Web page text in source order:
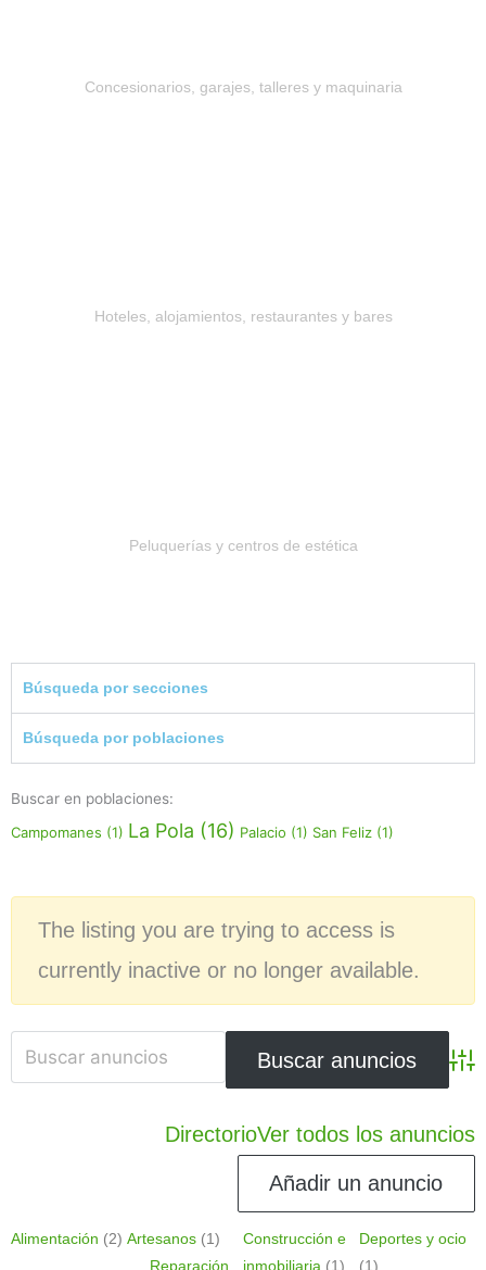
Concesionarios, garajes, talleres y maquinaria
Hoteles, alojamientos, restaurantes y bares
Peluquerías y centros de estética
Búsqueda por secciones
Búsqueda por poblaciones
Buscar en poblaciones:
Campomanes (1) La Pola (16) Palacio (1) San Feliz (1)
The listing you are trying to access is
currently inactive or no longer available.
DirectorioVer todos los anuncios
Añadir un anuncio
Alimentación (2) Artesanos (1)
Reparación
Construcción e
inmobiliaria (1)
Deportes y ocio
(1)